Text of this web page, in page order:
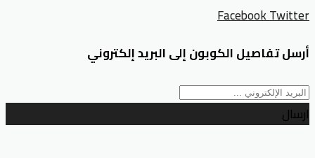
FacebookTwitter
أرسل تفاصيل الكوبون إلى البريد إلكتروني
ارسال